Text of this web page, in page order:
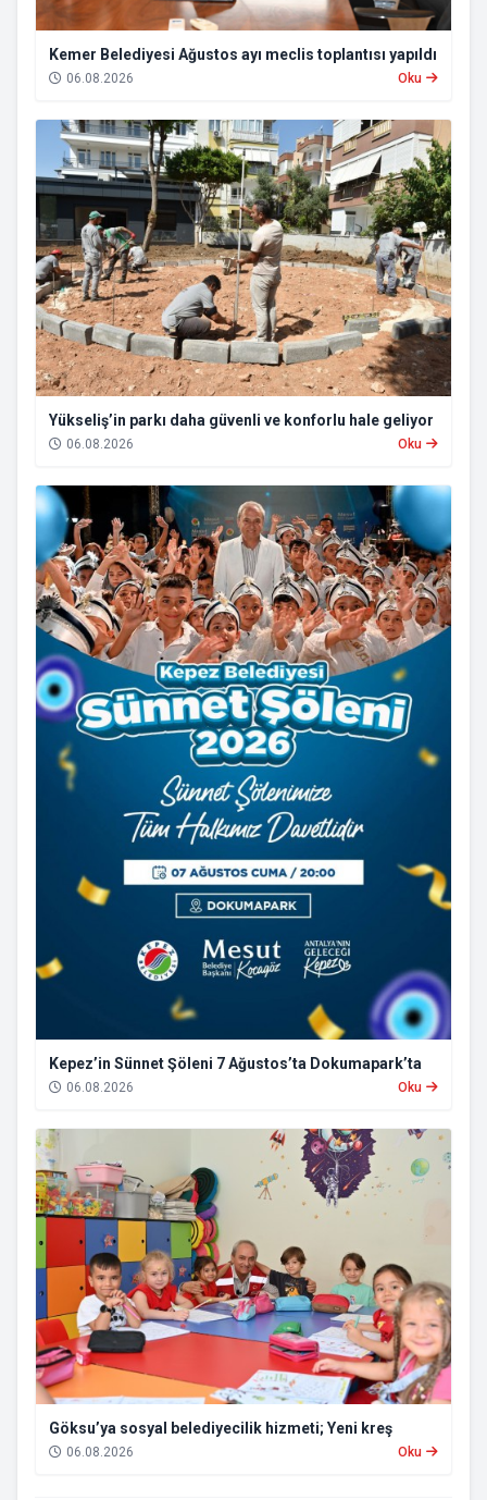
Kemer Belediyesi Ağustos ayı meclis toplantısı yapıldı
06.08.2026 Oku
Yükseliş’in parkı daha güvenli ve konforlu hale geliyor
06.08.2026 Oku
Kepez’in Sünnet Şöleni 7 Ağustos’ta Dokumapark’ta
06.08.2026 Oku
Göksu’ya sosyal belediyecilik hizmeti; Yeni kreş
06.08.2026 Oku